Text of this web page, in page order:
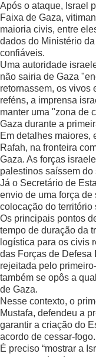
Após o ataque, Israel
Faixa de Gaza,
maioria civis, entre
dados do Ministério
confiáveis.
Uma autoridade
não sairia de Gaza
retornassem, os vivos
reféns, a imprensa
manter uma "zona de
Gaza durante a
Em detalhes maiores,
Rafah, na fronteira
Gaza. As forças
palestinos saíssem
Já o Secretário de
envio de uma força
colocação do
Os principais pontos
tempo de duração da
logística para os civis
das Forças de Defesa
rejeitada pelo
também se opôs a
de Gaza.
Nesse contexto, o
Mustafa, defendeu a
garantir a criação do
acordo de cessar-fogo.
É preciso “mostrar a